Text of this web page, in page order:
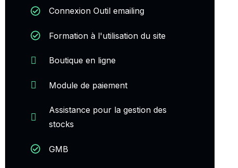
Connexion Outil emailing
Formation à l'utilisation du site
Boutique en ligne
Module de paiement
Assistance pour la gestion des
stocks
GMB